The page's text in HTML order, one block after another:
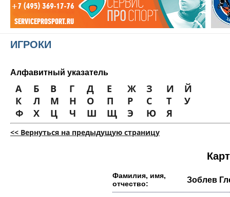
ИГРОКИ
Алфавитный указатель
А Б В Г Д Е Ж З И
Й
К
Л М Н О П Р С Т
У
Ф
Х Ц Ч Ш Щ Э Ю Я
<< Вернуться на предыдущую страницу
Фамилия, имя,
отчество:
Зоблев